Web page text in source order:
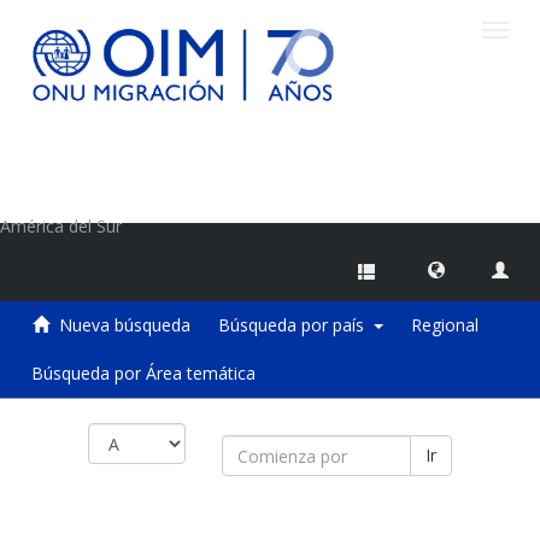
América del Sur
Nueva búsqueda Búsqueda por país Regional
Búsqueda por Área temática
Ir